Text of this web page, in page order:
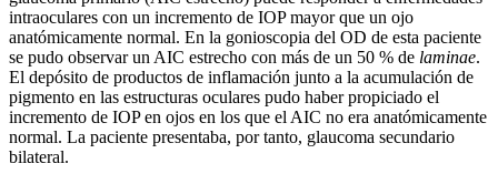
intraoculares con un incremento de IOP mayor que un ojo
anatómicamente normal. En la gonioscopia del OD de esta paciente
se pudo observar un AIC estrecho con más de un 50 % de laminae.
El depósito de productos de inflamación junto a la acumulación de
pigmento en las estructuras oculares pudo haber propiciado el
incremento de IOP en ojos en los que el AIC no era anatómicamente
normal. La paciente presentaba, por tanto, glaucoma secundario
bilateral.